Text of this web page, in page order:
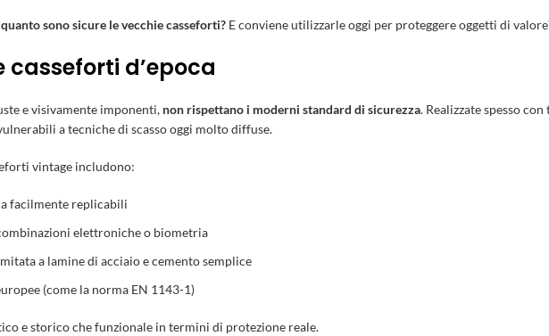
quanto sono sicure le vecchie casseforti? E conviene utilizzarle oggi per proteggere oggetti di
casseforti d’epoca
e visivamente imponenti, non rispettano i moderni standard di sicurezza. Realizzate spesso
a tecniche di scasso oggi molto diffuse.
vintage includono:
facilmente replicabili
elettroniche o biometria
a lamine di acciaio e cemento semplice
(come la norma EN 1143-1)
e storico che funzionale in termini di protezione reale.